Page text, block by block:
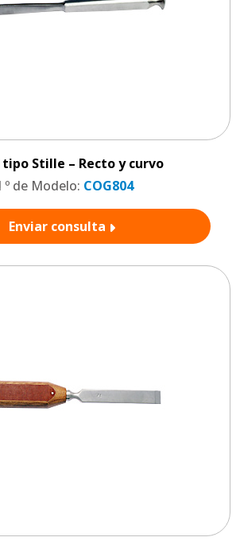
tipo Stille – Recto y curvo
º de Modelo: COG804
Enviar consulta